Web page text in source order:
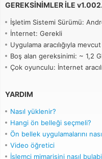
GEREKSINIMLER ILE v
İşletim Sistemi Sürümü:
İnternet: Gerekli
Uygulama aracılığıyla
Boş alan gereksinimi: ~ 1,2
Çok oyunculu: İnternet
YARDIM
Nasıl yüklenir?
Hangi ön belleği seçmeli?
Ön bellek uygulamalarını
Video öğretici
İşlemci mimarisini nasıl